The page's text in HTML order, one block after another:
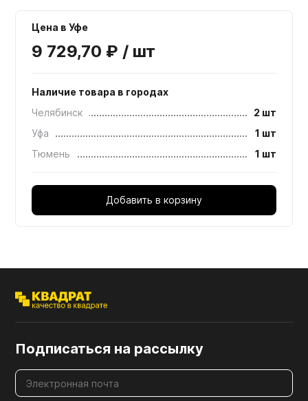
Цена в Уфе
9 729,70 ₽ / шт
Наличие товара в городах
Челябинск
2 шт
Уфа
1 шт
Тюмень
1 шт
Добавить в корзину
Подписаться на рассылку